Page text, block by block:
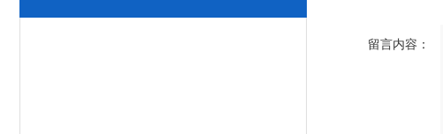
留言内容：